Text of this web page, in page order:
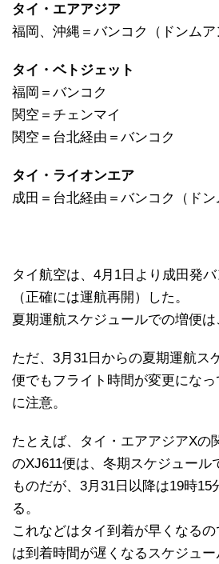
タイ・エアアジア
福岡、沖縄＝バンコク（ドンムア
タイ・ベトジェット
福岡＝バンコク
関空＝チェンマイ
関空＝台北経由＝バンコク
タイ・ライオンエア
成田＝台北経由＝バンコク（ドン
タイ航空は、4月1日より成田発
（正確には運航再開）した。
夏期運航スケジュールでの増便は
ただ、3月31日からの夏期運航ス
便でもフライト時間が変更にな
に注意。
たとえば、タイ・エアアジアXの
のXJ611便は、冬期スケジュール
ものだが、3月31日以降は19時15
る。
これなどはタイ到着が早くなる
は到着時間が遅くなるスケジュ